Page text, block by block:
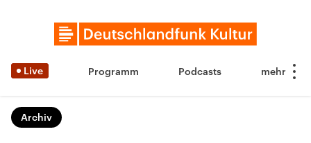
Live Programm Podcasts
Archiv